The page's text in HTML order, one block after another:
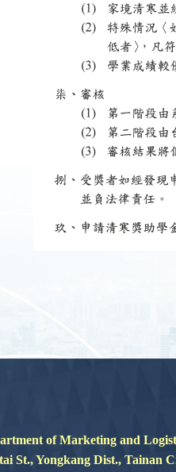
of Marketing and
St., Yongkang Dist., Tainan